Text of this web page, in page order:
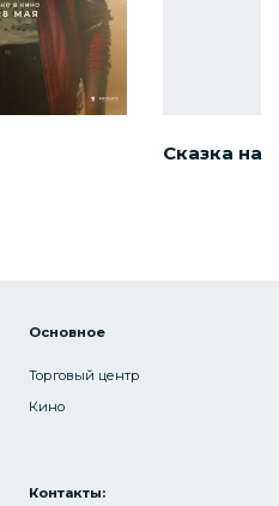
Сказка на
Основное
Торговый центр
Кино
Контакты: